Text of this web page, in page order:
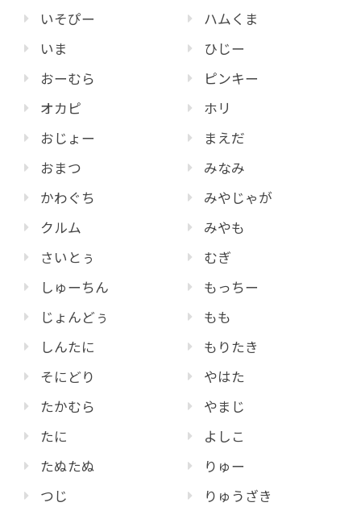
いそぴー
いま
おーむら
オカピ
おじょー
おまつ
かわぐち
クルム
さいとぅ
しゅーちん
じょんどぅ
しんたに
そにどり
たかむら
たに
たぬたぬ
つじ
ハムくま
ひじー
ピンキー
ホリ
まえだ
みなみ
みやじゃが
みやも
むぎ
もっちー
もも
もりたき
やはた
やまじ
よしこ
りゅー
りゅうざき